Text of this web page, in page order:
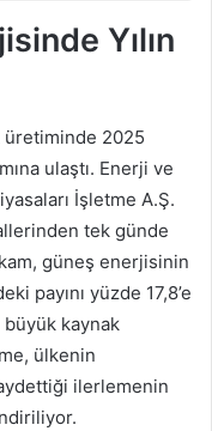
Yılın
2025
ulaştı. Enerji ve
İşletme A.Ş.
tek günde
güneş enerjisinin
payını yüzde 17,8’e
kaynak
ülkenin
ilerlemenin